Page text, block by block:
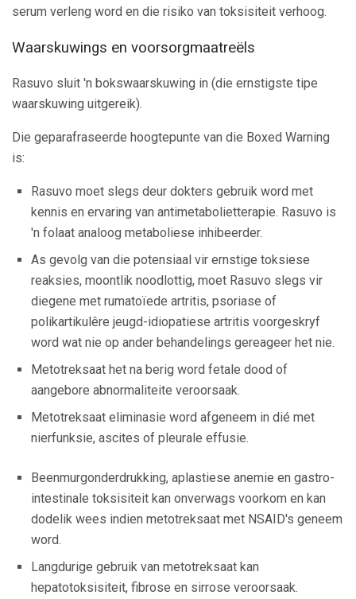
serum verleng word en die risiko van toksisiteit verhoog.
Waarskuwings en voorsorgmaatreëls
Rasuvo sluit 'n bokswaarskuwing in (die ernstigste tipe
waarskuwing uitgereik).
Die geparafraseerde hoogtepunte van die Boxed Warning
is:
Rasuvo moet slegs deur dokters gebruik word met
kennis en ervaring van antimetabolietterapie. Rasuvo is
'n folaat analoog metaboliese inhibeerder.
As gevolg van die potensiaal vir ernstige toksiese
reaksies, moontlik noodlottig, moet Rasuvo slegs vir
diegene met rumatoïede artritis, psoriase of
polikartikulêre jeugd-idiopatiese artritis voorgeskryf
word wat nie op ander behandelings gereageer het nie.
Metotreksaat het na berig word fetale dood of
aangebore abnormaliteite veroorsaak.
Metotreksaat eliminasie word afgeneem in dié met
nierfunksie, ascites of pleurale effusie.
Beenmurgonderdrukking, aplastiese anemie en gastro-
intestinale toksisiteit kan onverwags voorkom en kan
dodelik wees indien metotreksaat met NSAID's geneem
word.
Langdurige gebruik van metotreksaat kan
hepatotoksisiteit, fibrose en sirrose veroorsaak.